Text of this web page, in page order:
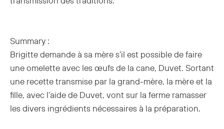
Summary :
Brigitte demande à sa mère s’il est possible de faire
une omelette avec les œufs de la cane, Duvet. Sortant
une recette transmise par la grand-mère, la mère et la
fille, avec l’aide de Duvet, vont sur la ferme ramasser
les divers ingrédients nécessaires à la préparation.